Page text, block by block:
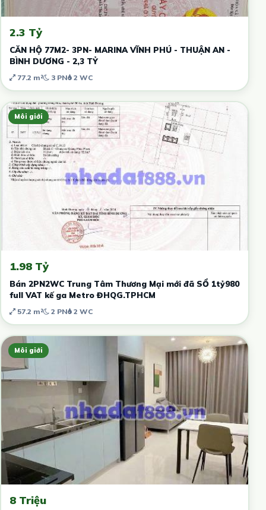
2.3 Tỷ
CĂN HỘ 77M2- 3PN- MARINA VĨNH PHÚ - THUẬN AN -
BÌNH DƯƠNG - 2,3 TỶ
77.2 m² 3 PN 2 WC
Môi giới
1.98 Tỷ
Bán 2PN2WC Trung Tâm Thương Mại mới đã SỔ 1tỷ980
full VAT kế ga Metro ĐHQG.TPHCM
57.2 m² 2 PN 2 WC
Môi giới
8 Triệu